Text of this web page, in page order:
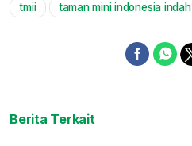
tmii taman mini indonesia indah
Berita Terkait